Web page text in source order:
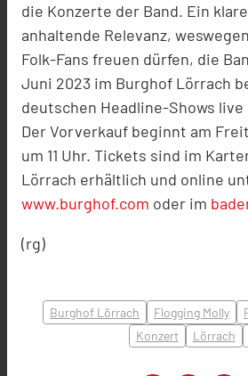
die Konzerte der Band. Ein
anhaltende Relevanz,
Folk-Fans freuen dürfen, die
Juni 2023 im Burghof Lörrach
deutschen Headline-Shows
Der Vorverkauf beginnt am
um 11 Uhr. Tickets sind im
Lörrach erhältlich und online
www.burghof.com oder im
(rg)
Burghof Lörrach Flogging Molly
Konzert
Lörrach